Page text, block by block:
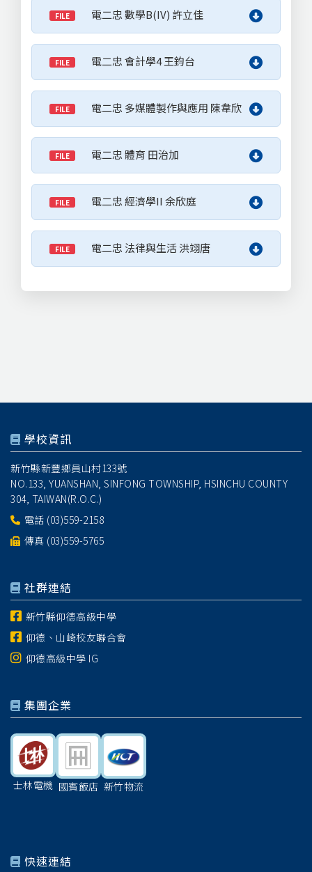
FILE 電二忠 數學B(IV) 許立佳
FILE 電二忠 會計學4 王鈞台
FILE 電二忠 多媒體製作與應用 陳韋欣
FILE 電二忠 體育 田治加
FILE 電二忠 經濟學II 余欣庭
FILE 電二忠 法律與生活 洪翊唐
學校資訊
新竹縣新豐鄉員山村133號
NO.133, YUANSHAN, SINFONG TOWNSHIP, HSINCHU COUNTY
304, TAIWAN(R.O.C.)
電話 (03)559-2158
傳真 (03)559-5765
社群連結
新竹縣仰德高級中學
仰德、山崎校友聯合會
仰德高級中學 IG
集團企業
士林電機 國賓飯店 新竹物流
快速連結